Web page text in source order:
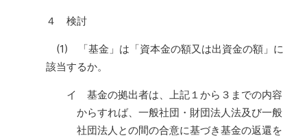
４ 検討
(1) 「基金」は「資本金の額又は出資金の額」に
該当するか。
イ 基金の拠出者は、上記１から３までの内容
からすれば、一般社団・財団法人法及び一般
社団法人との間の合意に基づき基金の返還を